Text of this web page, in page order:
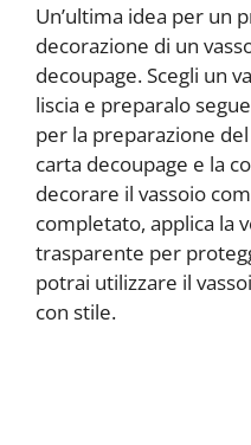
Un’ultima idea per un
decorazione di un
decoupage. Scegli un
liscia e preparalo
per la preparazione
carta decoupage e la
decorare il vassoio
completato, applica la
trasparente per
potrai utilizzare il
con stile.